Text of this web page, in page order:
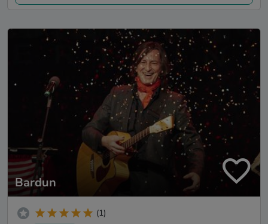
Bardun
(1)